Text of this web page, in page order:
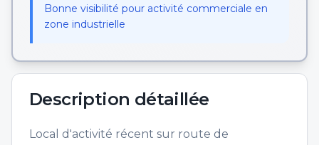
Bonne visibilité pour activité commerciale en
zone industrielle
Description détaillée
Local d'activité récent sur route de